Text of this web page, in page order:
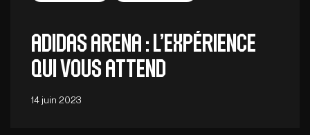
adidas Arena : l’expérience
qui vous attend
14 juin 2023